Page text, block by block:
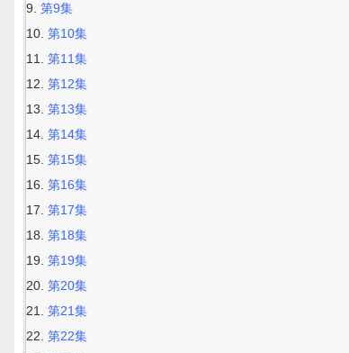
第9集
第10集
第11集
第12集
第13集
第14集
第15集
第16集
第17集
第18集
第19集
第20集
第21集
第22集